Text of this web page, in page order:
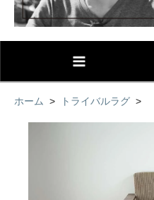
ホーム > トライバルラグ >